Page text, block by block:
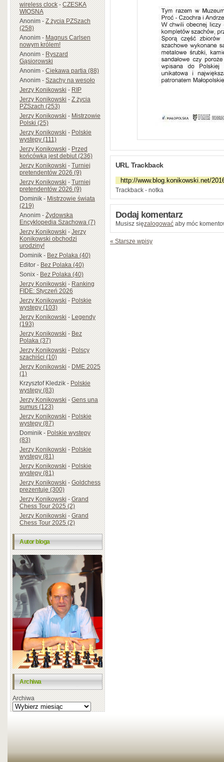
wireless clock-CZESKA
WIOSNA
Anonim-Z życia PZSzach
(258)
Anonim-Magnus Carlsen
nowym królem!
Anonim-Ryszard
Gąsiorowski
Anonim-Ciekawa partia (88)
Anonim-Szachy na wesoło
Jerzy Konikowski-RIP
Jerzy Konikowski-Z życia
PZSzach (253)
Jerzy Konikowski-Mistrzowie
Polski (25)
Jerzy Konikowski-Polskie
występy (111)
Jerzy Konikowski-Przed
końcówką jest debiut (236)
Jerzy Konikowski-Turniej
pretendentów 2026 (9)
Jerzy Konikowski-Turniej
pretendentów 2026 (9)
Dominik-Mistrzowie świata
(219)
Anonim-Żydowska
Encyklopedia Szachowa (7)
Jerzy Konikowski-Jerzy
Konikowski obchodzi
urodziny!
Dominik-Bez Polaka (40)
Editor-Bez Polaka (40)
Sonix-Bez Polaka (40)
Jerzy Konikowski-Ranking
FIDE: Styczeń 2026
Jerzy Konikowski-Polskie
występy (103)
Jerzy Konikowski-Legendy
(193)
Jerzy Konikowski-Bez
Polaka (37)
Jerzy Konikowski-Polscy
szachiści (10)
Jerzy Konikowski-DME 2025
(1)
Krzysztof Kledzik-Polskie
występy (83)
Jerzy Konikowski-Gens una
sumus (123)
Jerzy Konikowski-Polskie
występy (87)
Dominik-Polskie występy
(83)
Jerzy Konikowski-Polskie
występy (81)
Jerzy Konikowski-Polskie
występy (81)
Jerzy Konikowski-Goldchess
prezentuje (300)
Jerzy Konikowski-Grand
Chess Tour 2025 (2)
Jerzy Konikowski-Grand
Chess Tour 2025 (2)
Autor bloga
Archiwa
Archiwa
URL Trackback
Trackback - notka
Dodaj komentarz
Musisz sięzalogować aby móc
« Starsze wpisy